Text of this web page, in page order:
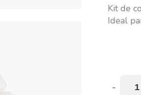
Kit de
Ideal
-